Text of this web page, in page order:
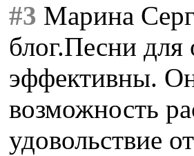
#3 Марина
блог.Песни для
эффективны.
возможность
удовольствие